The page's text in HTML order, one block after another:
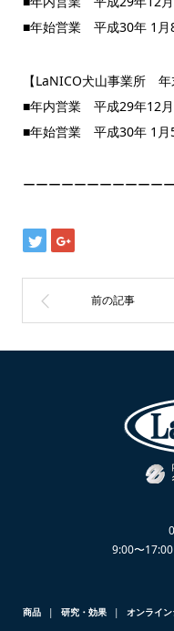
■年始営業 平成30年 1月
【LaNICO犬山事業所 年
■年内営業 平成29年12
■年始営業 平成30年 1月
ーーーーーーーーーーー
9:00〜17:00
商品 研究・効果 オンライ